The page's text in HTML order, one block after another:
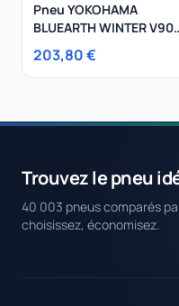
Pneu YOKOHAMA
BLUEARTH WINTER
295/40R20 110V
203,80 €
Trouvez le pneu
40 003 pneus comparés
choisissez, économisez.